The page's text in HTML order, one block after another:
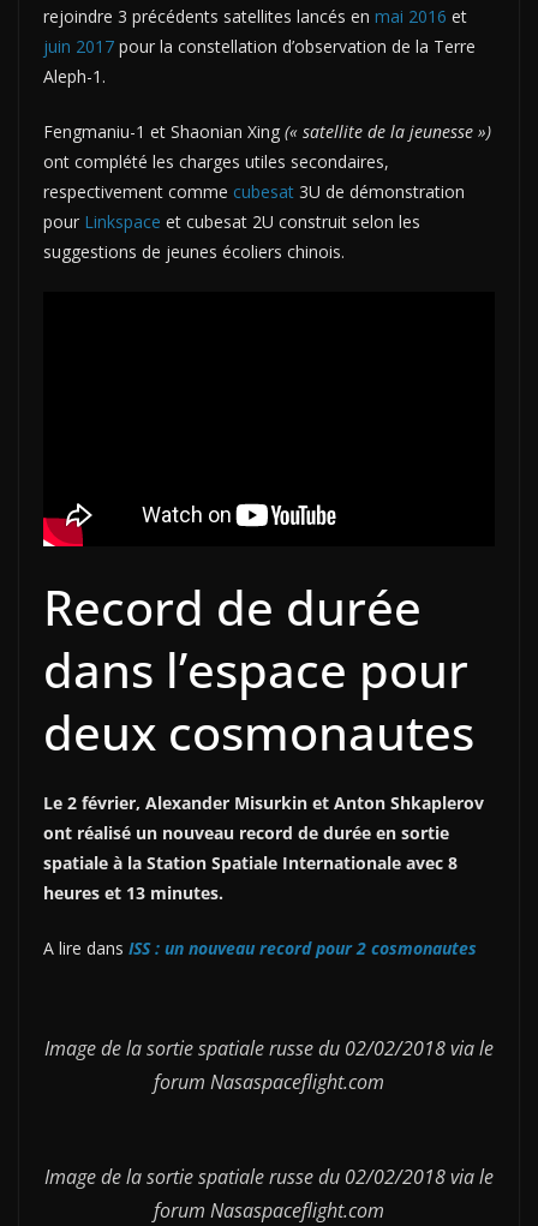
rejoindre 3 précédents satellites lancés en mai 2016 et
juin 2017 pour la constellation d’observation de la Terre
Aleph-1.
Fengmaniu-1 et Shaonian Xing (« satellite de la jeunesse »)
ont complété les charges utiles secondaires,
respectivement comme cubesat 3U de démonstration
pour Linkspace et cubesat 2U construit selon les
suggestions de jeunes écoliers chinois.
Record de durée
dans l’espace pour
deux cosmonautes
Le 2 février, Alexander Misurkin et Anton Shkaplerov
ont réalisé un nouveau record de durée en sortie
spatiale à la Station Spatiale Internationale avec 8
heures et 13 minutes.
A lire dans ISS : un nouveau record pour 2 cosmonautes
Image de la sortie spatiale russe du 02/02/2018 via le
forum Nasaspaceflight.com
Image de la sortie spatiale russe du 02/02/2018 via le
forum Nasaspaceflight.com